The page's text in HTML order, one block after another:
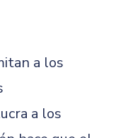
a los
a los